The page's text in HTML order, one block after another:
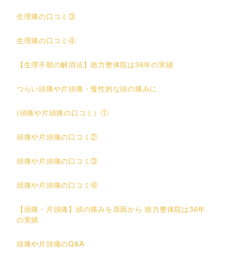
生理痛の口コミ③
生理痛の口コミ④
【生理不順の解消法】徳力整体院は36年の実績
つらい頭痛や片頭痛・慢性的な頭の痛みに
(頭痛や片頭痛の口コミ）①
頭痛や片頭痛の口コミ②
頭痛や片頭痛の口コミ③
頭痛や片頭痛の口コミ④
【頭痛・片頭痛】頭の痛みを原因から 徳力整体院は36年
の実績
頭痛や片頭痛のQ&A